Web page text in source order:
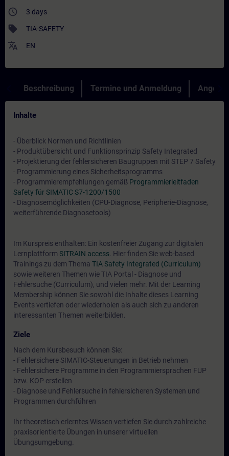
access_time 3 days
sell TIA-SAFETY
translate EN
Beschreibung Termine und Anmeldung Angebot
Inhalte
- Überblick Normen und Richtlinien
- Produktübersicht und Funktionsprinzip Safety Integrated
- Projektierung der fehlersicheren Baugruppen mit STEP 7 Safety
- Programmierung eines Sicherheitsprogramms
- Programmierempfehlungen gemäß Programmierleitfaden
Safety für SIMATIC S7-1200/1500
- Diagnosemöglichkeiten (CPU-Diagnose, Peripherie-Diagnose,
weiterführende Diagnosetools)
Im Kurspreis enthalten: Ein kostenfreier Zugang zur digitalen
Lernplattform SITRAIN access . Hier finden Sie web-based
Trainings zu dem Thema TIA Safety Integrated (Curriculum)
sowie weiteren Themen wieTIA Portal - Diagnose und
Fehlersuche (Curriculum), und vielen mehr. Mit der Learning
Membership können Sie sowohl die Inhalte dieses Learning
Events vertiefen oder wiederholen als auch sich zu anderen
interessanten Themen weiterbilden.
Ziele
Nach dem Kursbesuch können Sie:
- Fehlersichere SIMATIC-Steuerungen in Betrieb nehmen
- Fehlersichere Programme in den Programmiersprachen FUP
bzw. KOP erstellen
- Diagnose und Fehlersuche in fehlersicheren Systemen und
Programmen durchführen
Ihr theoretisch erlerntes Wissen vertiefen Sie durch zahlreiche
praxisorientierte Übungen in unserer virtuellen
Übungsumgebung.